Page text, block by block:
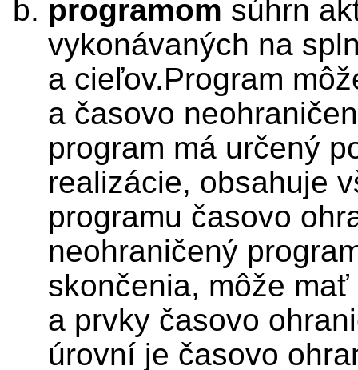
programom súhrn
vykonávaných na
a cieľov.Program
a časovo
program má určený
realizácie, obsahuje
programu časovo
neohraničený
skončenia, môže
a prvky časovo
úrovní je časovo